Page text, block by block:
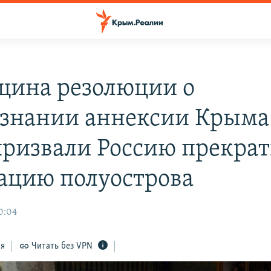
резолюции о
аннексии
Россию
полуострова
Читать без VPN